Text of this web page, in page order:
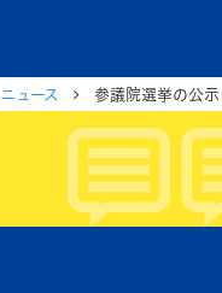
ニュース 参議院選挙の公示